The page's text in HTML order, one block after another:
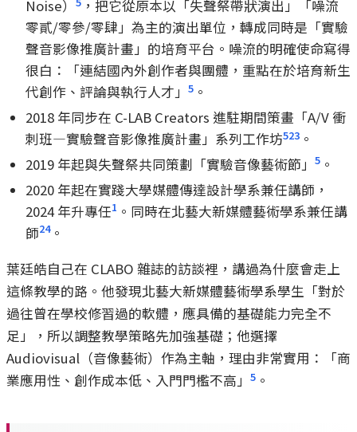
Noise）
，把它從原本以「失聲祭帶狀演出」「噪流
零貳/零參/零肆」為主的演出單位，轉成同時是「實驗
聲音影像推廣計畫」的培育平台。噪流的明確使命寫得
很白：「連結國內外創作者與團體，重點在於培育新生
代創作、評論與執行人才」 5 。
2018 年同步在 C-LAB Creators 進駐期間策畫「A/V 衝
刺班—實驗聲音影像推廣計畫」系列工作坊523 。
2019 年起與失聲祭共同策劃「實驗音像藝術節」 5 。
2020 年起在實踐大學媒體傳達設計學系兼任講師，
2024 年升專任1 。同時在北藝大新媒體藝術學系兼任講
師24。
葉廷皓自己在 CLABO 雜誌的訪談裡，講過為什麼會走上
這條教學的路。他發現北藝大新媒體藝術學系學生「對於
過往曾在學校修習過的軟體，應具備的基礎能力完全不
足」，所以調整教學策略先加強基礎；他選擇
Audiovisual（音像藝術）作為主軸，理由非常實用：「商
業應用性、創作成本低、入門門檻不高」 5 。